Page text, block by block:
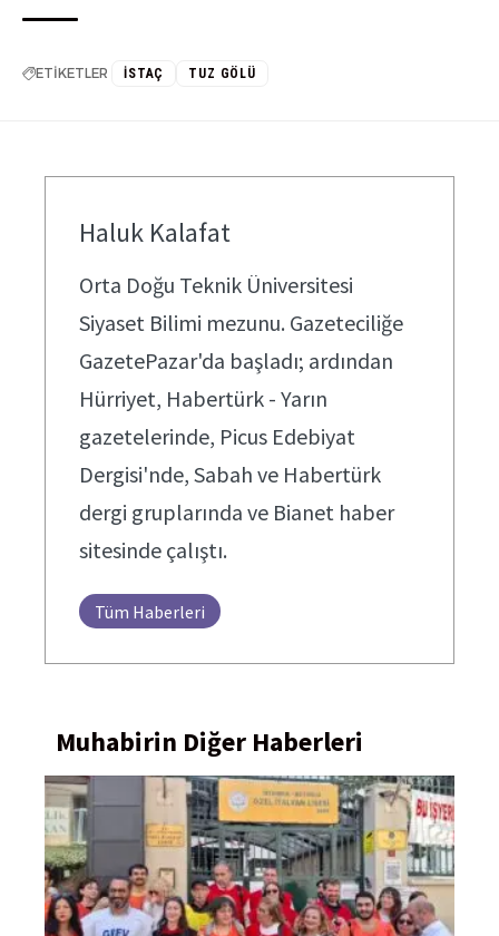
ETİKETLER İSTAÇ TUZ GÖLÜ
Haluk Kalafat
Orta Doğu Teknik Üniversitesi
Siyaset Bilimi mezunu. Gazeteciliğe
GazetePazar'da başladı; ardından
Hürriyet, Habertürk - Yarın
gazetelerinde, Picus Edebiyat
Dergisi'nde, Sabah ve Habertürk
dergi gruplarında ve Bianet haber
sitesinde çalıştı.
Tüm Haberleri
Muhabirin Diğer Haberleri